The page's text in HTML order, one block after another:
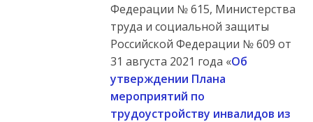
Федерации № 615, Министерства
труда и социальной защиты
Российской Федерации № 609 от
31 августа 2021 года «Об
утверждении Плана
мероприятий по
трудоустройству инвалидов из